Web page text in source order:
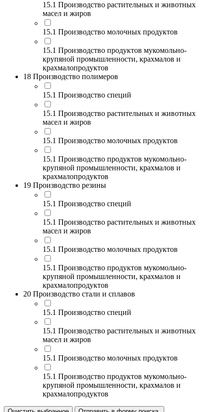
15.1 Производство растительных и животных
масел и жиров
15.1 Производство молочных продуктов
15.1 Производство продуктов мукомольно-
крупяной промышленности, крахмалов и
крахмалопродуктов
18 Производство полимеров
15.1 Производство специй
15.1 Производство растительных и животных
масел и жиров
15.1 Производство молочных продуктов
15.1 Производство продуктов мукомольно-
крупяной промышленности, крахмалов и
крахмалопродуктов
19 Производство резины
15.1 Производство специй
15.1 Производство растительных и животных
масел и жиров
15.1 Производство молочных продуктов
15.1 Производство продуктов мукомольно-
крупяной промышленности, крахмалов и
крахмалопродуктов
20 Производство стали и сплавов
15.1 Производство специй
15.1 Производство растительных и животных
масел и жиров
15.1 Производство молочных продуктов
15.1 Производство продуктов мукомольно-
крупяной промышленности, крахмалов и
крахмалопродуктов